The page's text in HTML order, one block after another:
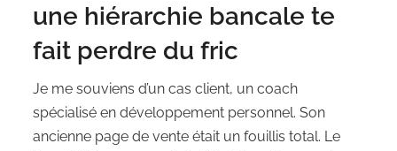
une hiérarchie bancale te
fait perdre du fric
Je me souviens d’un cas client, un coach
spécialisé en développement personnel. Son
ancienne page de vente était un fouillis total. Le